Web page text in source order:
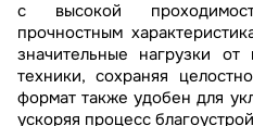
с высокой
прочностным
значительные нагрузки
техники, сохраняя
формат также удобен для
ускоряя процесс